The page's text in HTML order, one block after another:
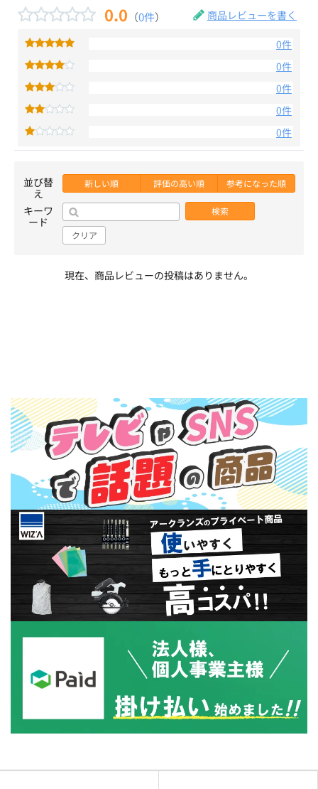
0.0 （0件） 商品レビューを書く
0件
0件
0件
0件
0件
並び替
え
新しい順 評価の高い順 参考になった順
キーワ
ード
検索
クリア
現在、商品レビューの投稿はありません。